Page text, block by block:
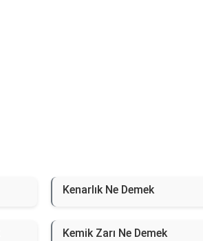
Kenarlık Ne Demek
Kemik Zarı Ne Demek